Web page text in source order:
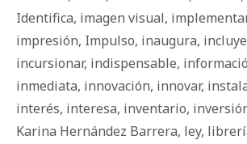
Identifica, imagen visual, implementar
impresión, Impulso, inaugura, incluye
incursionar, indispensable,
inmediata, innovación, innovar,
interés, interesa, inventario,
Karina Hernández Barrera, ley,